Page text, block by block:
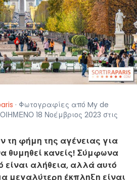
· Φωτογραφίες από My de
18 Νοέμβριος 2023 στις
τη φήμη της αγένειας για
θυμηθεί κανείς! Σύμφωνα
είναι αλήθεια, αλλά αυτό
μεγαλύτερη έκπληξη είναι